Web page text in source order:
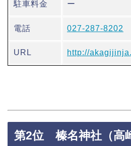
駐車料金 ー
電話 027-287-8202
URL http://
第2位 榛名神社（高